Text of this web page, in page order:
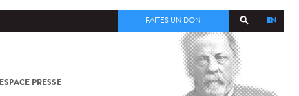
EN
FAITES UN DON
ESPACE PRESSE